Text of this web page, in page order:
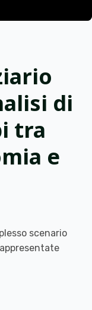
di
tra
e
scenario